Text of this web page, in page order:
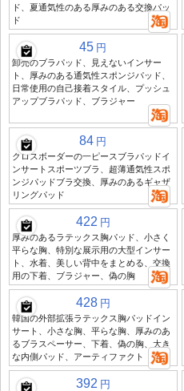
ド、夏通気性のある厚みのある交換パッ
ド
45 円
卸売のブラパッド、見えないインサー
ト、厚みのある通気性スポンジパッド、
日常使用の自己接着スタイル、プッシュ
アップブラパッド、ブラジャー
84 円
クロスボーダーの一ピースブラパッドイ
ンサートスポーツブラ、超薄通気性スポ
ンジパッドブラ交換、厚みのあるギャザ
リングパッド
422 円
厚みのあるラテックス胸パッド、小さく
平らな胸、特別な展示用の大型インサー
ト、水着、美しい背中をまとめる、交換
用の下着、ブラジャー、偽の胸
428 円
韓国の外部拡張ラテックス胸パッドイン
サート、小さな胸、平らな胸、厚みのあ
るブラスペーサー、下着、偽の胸、大き
な内側パッド、アーティファクト
392 円